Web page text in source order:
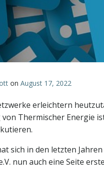
on August 17, 2022
erleichtern
von Thermischer Energie
sich in den letzten
nun auch eine Seite